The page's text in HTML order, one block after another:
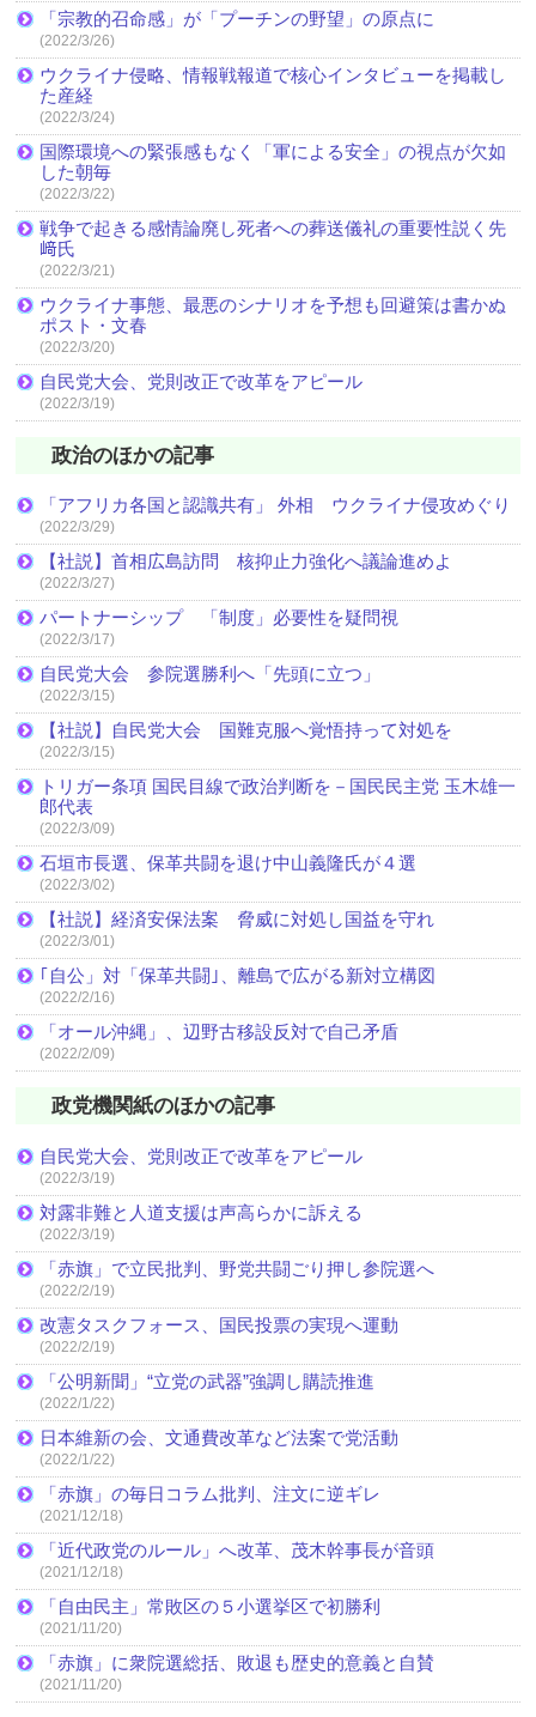
「宗教的召命感」が「プーチンの野望」の原点に
(2022/3/26)
ウクライナ侵略、情報戦報道で核心インタビューを掲載し
た産経
(2022/3/24)
国際環境への緊張感もなく「軍による安全」の視点が欠如
した朝毎
(2022/3/22)
戦争で起きる感情論廃し死者への葬送儀礼の重要性説く先
﨑氏
(2022/3/21)
ウクライナ事態、最悪のシナリオを予想も回避策は書かぬ
ポスト・文春
(2022/3/20)
自民党大会、党則改正で改革をアピール
(2022/3/19)
政治のほかの記事
「アフリカ各国と認識共有」 外相 ウクライナ侵攻めぐり
(2022/3/29)
【社説】首相広島訪問 核抑止力強化へ議論進めよ
(2022/3/27)
パートナーシップ 「制度」必要性を疑問視
(2022/3/17)
自民党大会 参院選勝利へ「先頭に立つ」
(2022/3/15)
【社説】自民党大会 国難克服へ覚悟持って対処を
(2022/3/15)
トリガー条項 国民目線で政治判断を－国民民主党 玉木雄一
郎代表
(2022/3/09)
石垣市長選、保革共闘を退け中山義隆氏が４選
(2022/3/02)
【社説】経済安保法案 脅威に対処し国益を守れ
(2022/3/01)
｢自公」対「保革共闘｣、離島で広がる新対立構図
(2022/2/16)
「オール沖縄」、辺野古移設反対で自己矛盾
(2022/2/09)
政党機関紙のほかの記事
自民党大会、党則改正で改革をアピール
(2022/3/19)
対露非難と人道支援は声高らかに訴える
(2022/3/19)
「赤旗」で立民批判、野党共闘ごり押し参院選へ
(2022/2/19)
改憲タスクフォース、国民投票の実現へ運動
(2022/2/19)
「公明新聞」“立党の武器”強調し購読推進
(2022/1/22)
日本維新の会、文通費改革など法案で党活動
(2022/1/22)
「赤旗」の毎日コラム批判、注文に逆ギレ
(2021/12/18)
「近代政党のルール」へ改革、茂木幹事長が音頭
(2021/12/18)
「自由民主」常敗区の５小選挙区で初勝利
(2021/11/20)
「赤旗」に衆院選総括、敗退も歴史的意義と自賛
(2021/11/20)